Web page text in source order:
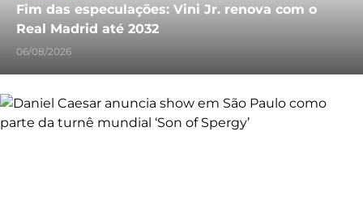
Fim das especulações: Vini Jr. renova com o
Real Madrid até 2032
06/08/2026